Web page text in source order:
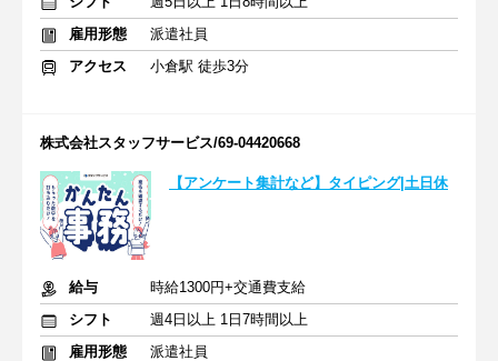
雇用形態
派遣社員
アクセス
小倉駅 徒歩3分
株式会社スタッフサービス/69-04420668
【アンケート集計など】タイピング|土日休
給与
時給1300円+交通費支給
シフト
週4日以上 1日7時間以上
雇用形態
派遣社員